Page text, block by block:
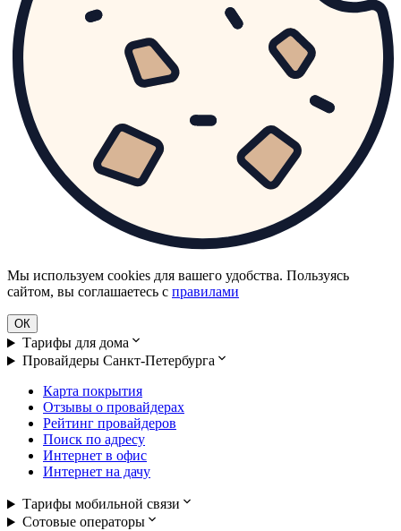
Мы используем cookies для вашего удобства. Пользуясь
сайтом, вы соглашаетесь с правилами
ОК
Тарифы для дома
Провайдеры Санкт-Петербурга
Карта покрытия
Отзывы о провайдерах
Рейтинг провайдеров
Поиск по адресу
Интернет в офис
Интернет на дачу
Тарифы мобильной связи
Сотовые операторы